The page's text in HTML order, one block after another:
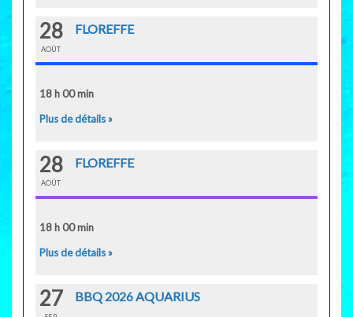
28
AOÛT
FLOREFFE
18 h 00 min
Plus de détails »
28
AOÛT
FLOREFFE
18 h 00 min
Plus de détails »
27 BBQ 2026 AQUARIUS